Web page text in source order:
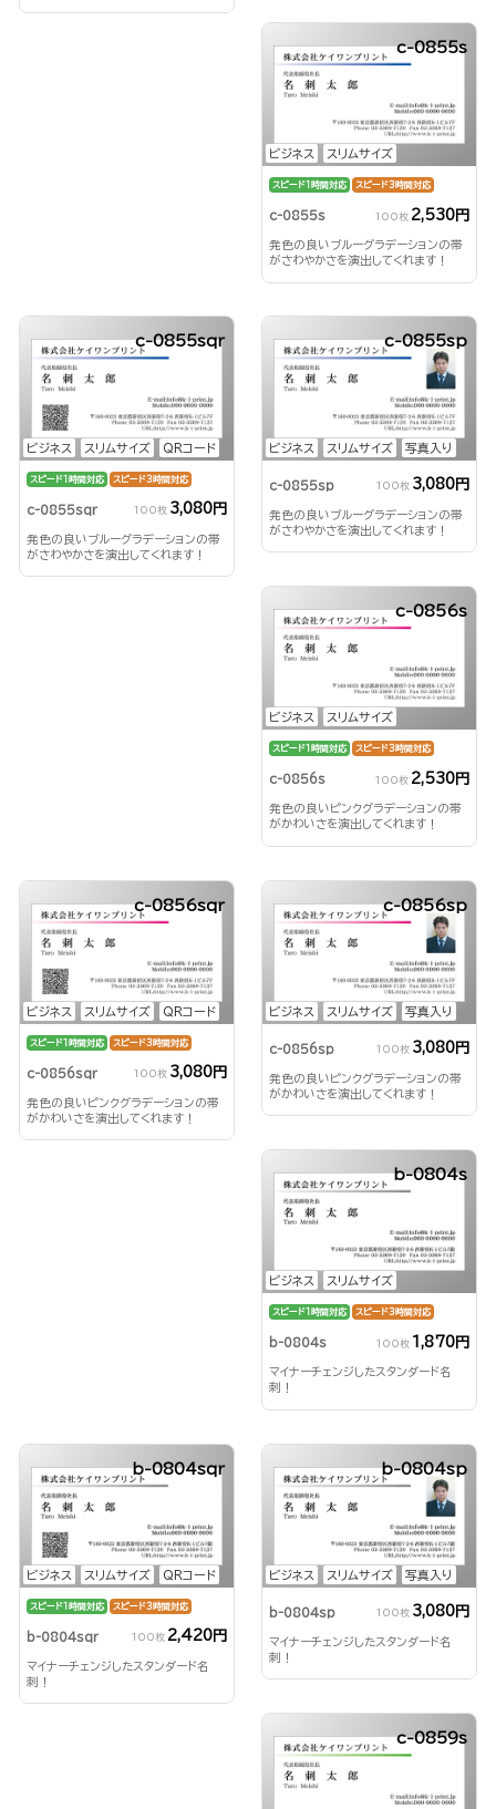
ビジネス スリムサイズ
c-0855s
スピード1時間対応 スピード3時間対応
c-0855s 100枚 2,530円
発色の良いブルーグラデーションの帯
がさわやかさを演出してくれます！
ビジネス スリムサイズ QRコード
c-0855sqr
スピード1時間対応 スピード3時間対応
c-0855sqr 100枚 3,080円
発色の良いブルーグラデーションの帯
がさわやかさを演出してくれます！
ビジネス スリムサイズ 写真入り
c-0855sp
c-0855sp 100枚 3,080円
発色の良いブルーグラデーションの帯
がさわやかさを演出してくれます！
ビジネス スリムサイズ
c-0856s
スピード1時間対応 スピード3時間対応
c-0856s 100枚 2,530円
発色の良いピンクグラデーションの帯
がかわいさを演出してくれます！
ビジネス スリムサイズ QRコード
c-0856sqr
スピード1時間対応 スピード3時間対応
c-0856sqr 100枚 3,080円
発色の良いピンクグラデーションの帯
がかわいさを演出してくれます！
ビジネス スリムサイズ 写真入り
c-0856sp
c-0856sp 100枚 3,080円
発色の良いピンクグラデーションの帯
がかわいさを演出してくれます！
ビジネス スリムサイズ
b-0804s
スピード1時間対応 スピード3時間対応
b-0804s 100枚 1,870円
マイナーチェンジしたスタンダード名
刺！
ビジネス スリムサイズ QRコード
b-0804sqr
スピード1時間対応 スピード3時間対応
b-0804sqr 100枚 2,420円
マイナーチェンジしたスタンダード名
刺！
ビジネス スリムサイズ 写真入り
b-0804sp
b-0804sp 100枚 3,080円
マイナーチェンジしたスタンダード名
刺！
c-0859s